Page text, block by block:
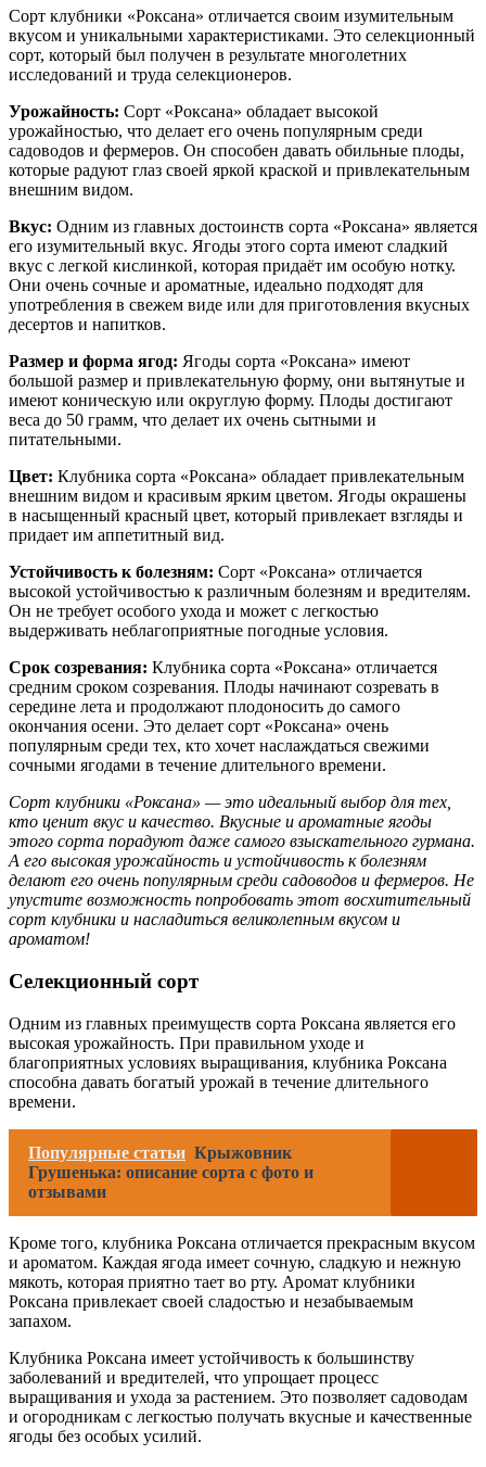
Сорт клубники «Роксана» отличается своим изумительным
вкусом и уникальными характеристиками. Это селекционный
сорт, который был получен в результате многолетних
исследований и труда селекционеров.
Урожайность: Сорт «Роксана» обладает высокой
урожайностью, что делает его очень популярным среди
садоводов и фермеров. Он способен давать обильные плоды,
которые радуют глаз своей яркой краской и привлекательным
внешним видом.
Вкус: Одним из главных достоинств сорта «Роксана» является
его изумительный вкус. Ягоды этого сорта имеют сладкий
вкус с легкой кислинкой, которая придаёт им особую нотку.
Они очень сочные и ароматные, идеально подходят для
употребления в свежем виде или для приготовления вкусных
десертов и напитков.
Размер и форма ягод: Ягоды сорта «Роксана» имеют
большой размер и привлекательную форму, они вытянутые и
имеют коническую или округлую форму. Плоды достигают
веса до 50 грамм, что делает их очень сытными и
питательными.
Цвет: Клубника сорта «Роксана» обладает привлекательным
внешним видом и красивым ярким цветом. Ягоды окрашены
в насыщенный красный цвет, который привлекает взгляды и
придает им аппетитный вид.
Устойчивость к болезням: Сорт «Роксана» отличается
высокой устойчивостью к различным болезням и вредителям.
Он не требует особого ухода и может с легкостью
выдерживать неблагоприятные погодные условия.
Срок созревания: Клубника сорта «Роксана» отличается
средним сроком созревания. Плоды начинают созревать в
середине лета и продолжают плодоносить до самого
окончания осени. Это делает сорт «Роксана» очень
популярным среди тех, кто хочет наслаждаться свежими
сочными ягодами в течение длительного времени.
Сорт клубники «Роксана» — это идеальный выбор для тех,
кто ценит вкус и качество. Вкусные и ароматные ягоды
этого сорта порадуют даже самого взыскательного гурмана.
А его высокая урожайность и устойчивость к болезням
делают его очень популярным среди садоводов и фермеров. Не
упустите возможность попробовать этот восхитительный
сорт клубники и насладиться великолепным вкусом и
ароматом!
Селекционный сорт
Одним из главных преимуществ сорта Роксана является его
высокая урожайность. При правильном уходе и
благоприятных условиях выращивания, клубника Роксана
способна давать богатый урожай в течение длительного
времени.
Популярные статьи Крыжовник
Грушенька: описание сорта с фото и
отзывами
Кроме того, клубника Роксана отличается прекрасным вкусом
и ароматом. Каждая ягода имеет сочную, сладкую и нежную
мякоть, которая приятно тает во рту. Аромат клубники
Роксана привлекает своей сладостью и незабываемым
запахом.
Клубника Роксана имеет устойчивость к большинству
заболеваний и вредителей, что упрощает процесс
выращивания и ухода за растением. Это позволяет садоводам
и огородникам с легкостью получать вкусные и качественные
ягоды без особых усилий.